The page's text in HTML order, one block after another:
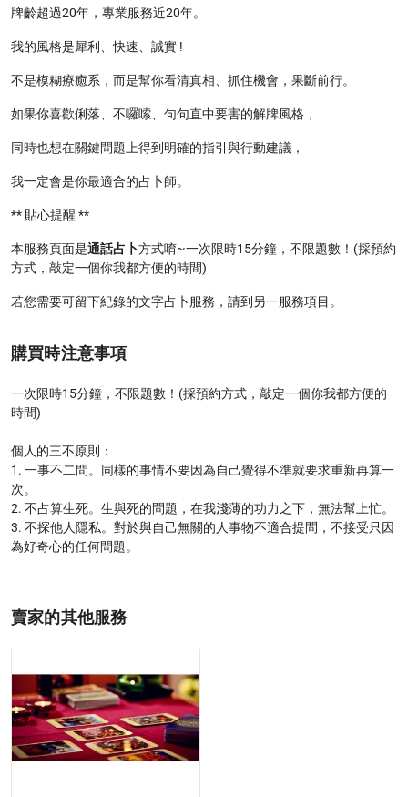
牌齡超過20年，專業服務近20年。
我的風格是犀利、快速、誠實 !
不是模糊療癒系，而是幫你看清真相、抓住機會，果斷前行。
如果你喜歡俐落、不囉嗦、句句直中要害的解牌風格，
同時也想在關鍵問題上得到明確的指引與行動建議，
我一定會是你最適合的占卜師。
** 貼心提醒 **
本服務頁面是通話占卜方式唷~一次限時15分鐘，不限題數！(採預約
方式，敲定一個你我都方便的時間)
若您需要可留下紀錄的文字占卜服務，請到另一服務項目。
購買時注意事項
一次限時15分鐘，不限題數！(採預約方式，敲定一個你我都方便的
時間)
個人的三不原則：
1. 一事不二問。同樣的事情不要因為自己覺得不準就要求重新再算一
次。
2. 不占算生死。生與死的問題，在我淺薄的功力之下，無法幫上忙。
3. 不探他人隱私。對於與自己無關的人事物不適合提問，不接受只因
為好奇心的任何問題。
賣家的其他服務